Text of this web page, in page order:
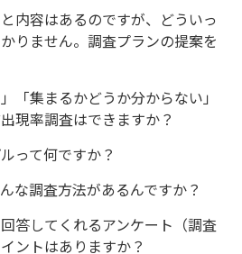
内容はあるのですが、どういっ
りません。調査プランの提案を
「集まるかどうか分からない」
現率調査はできますか？
って何ですか？
な調査方法があるんですか？
答してくれるアンケート（調査
ントはありますか？